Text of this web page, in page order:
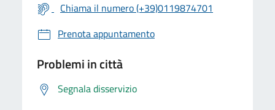
Chiama il numero (+39)0119874701
Prenota appuntamento
Problemi in città
Segnala disservizio